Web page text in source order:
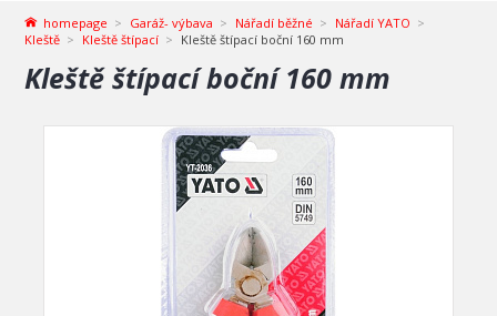
homepage Garáž- výbava Nářadí běžné
Nářadí YATO
Kleště
Kleště štípací Kleště štípací boční 160 mm
Kleště štípací boční 160 mm